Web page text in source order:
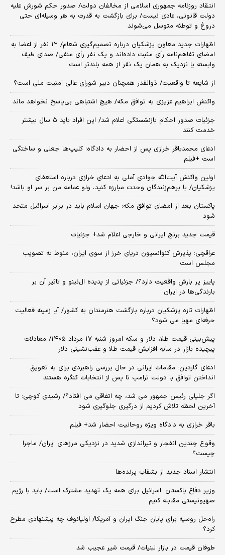
انتقاد روزنامه جمهوری اسلامی از مخالفان دولت/ صدور حکم شورش علیه
دولت قانونی، عادی نیست/ برای بازگشت به قدرت به هر وسیله‌ای حتی
دروغ و توطئه متوسل می‌شوند
اظهارات جدید معاون پزشکیان درباره تصمیم‌گیری شعام/ ۱۲ نفر از اعضا به
امضای تفاهم‌نامه رأی مثبت داده‌اند و یک نفر رأی منفی/ صدای طیف
وابسته یا نزدیک به همان یک نفر از همه بلندتر است
از شایعه تا واقعیت/ ذوالقدر همچنان دبیر شورای ‌عالی امنیت ملی است؟
واکنش ابراهیم عزیزی به توافق مکه/ هیچ اشتباهی بی‌پاسخ نخواهد ماند
جزئیات صدور احکام بازنشستگی اعلام شد/ این افراد باید ۵ سال بیشتر
خدمت کنند
ادعای محمدباقر خرازی پس از احضار به دادگاه؛ کلیپ‌ها جعلی و ساختگی
است +فیلم
اولین واکنش آیت‌الله جوادی آملی به ادعای خرازی درباره استعفای
پزشکیان/ با برهم‌زنندگان وحدت مبارزه کنید، ولو عمامه من بر سر او باشد!
پاکستان بعد از امضای توافق مکه: جهان اسلام باید در برابر اسرائیل متحد
شود
قیمت جدید برنج ایرانی و خارجی اعلام شد+ جزئیات
عراقچی: پذیرش کنوانسیون دریای خرز از سوی ایران، منوط به تصویب
مجلس است
پاییز پر بارش واقعیت دارد؟/ جزئیاتی از پدیده ال‌نینو و تاثیر آن بر
بارندگی‌ها در ایران
اظهارات تازه پزشکیان درباره بازگشت هنرمندان به کشور/ آیا زمینه فعالیت
حرفه‌ای مهیا می شود؟
پیش‌بینی قیمت طلا، دلار و سکه امروز شنبه ۱۷ مرداد ۱۴۰۵/ معادلات
پیچیده بازار در سایه افزایش قیمت طلا و عقب‌نشینی دلار
ادعای گاردین: مقامات ایرانی در حال بررسی راهبردی برای به تعویق
انداختن توافق با دولت ترامپ تا پس از انتخابات کنگره هستند
اگر جلیلی رئیس جمهور می شد، چه اتفاقی می افتاد؟/ رشیدی کوچی: تا
آخرین لحظه تلاش کردیم از درگیری جلوگیری شود
باقر خرازی به دادگاه ویژه روحانیت احضار شد+ فیلم
وقوع چندین انفجار و تیراندازی شدید در نزدیکی مرز‌های ایران/ ماجرا
چیست؟
انتشار اسناد جدید از بشقاب پرنده‌ها
وزیر دفاع پاکستان: اسرائیل برای همه یک تهدید مشترک است/ باید با رژیم
صهیونیستی مقابله کنیم
راه‌حل روسیه برای پایان جنگ ایران و آمریکا/ اولیانوف چه پیشنهادی مطرح
کرد؟
طوفان قیمت در بازار لبنیات/ قیمت شیر عجیب شد